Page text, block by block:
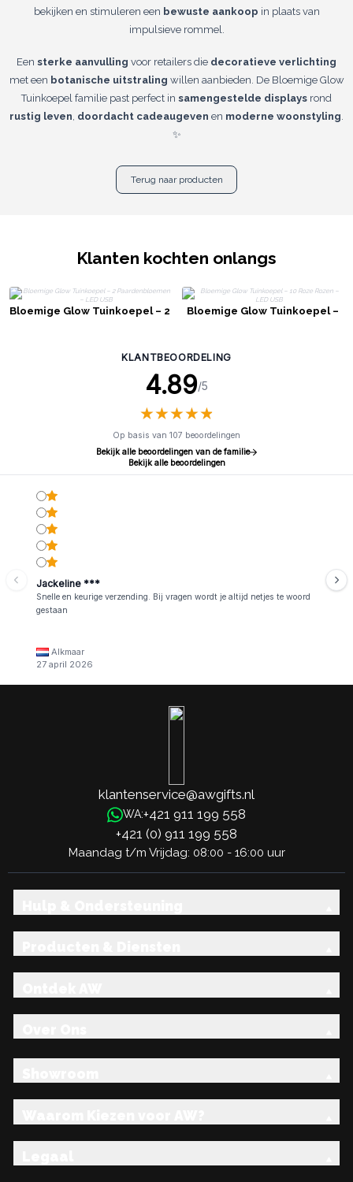
bekijken en stimuleren een bewuste aankoop in plaats van
impulsieve rommel.
Een sterke aanvulling voor retailers die decoratieve verlichting
met een botanische uitstraling willen aanbieden. De Bloemige Glow
Tuinkoepel familie past perfect in samengestelde displays rond
rustig leven doordacht cadeaugeven en moderne woonstyling
✨
Terug naar producten
Klanten kochten onlangs
Bloemige Glow Tuinkoepel – 2
Bloemige Glow Tuinkoepel –
KLANTBEOORDELING
4.89/5
★★★★★
★★★★★
Op basis van 107 beoordelingen
Bekijk alle beoordelingen van de familie
Bekijk alle beoordelingen
Jackeline ***
Snelle en keurige verzending. Bij vragen wordt je altijd netjes te woord
gestaan
Alkmaar
27 april 2026
klantenservice@awgifts.nl
WA:+421 911 199 558
+421 (0) 911 199 558
Maandag t/m Vrijdag: 08:00 - 16:00 uur